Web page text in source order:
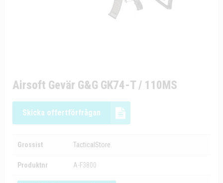
Airsoft Gevär G&G GK74-T / 110MS
Skicka offertförfrågan
Grossist TacticalStore
Produktnr A-F3800